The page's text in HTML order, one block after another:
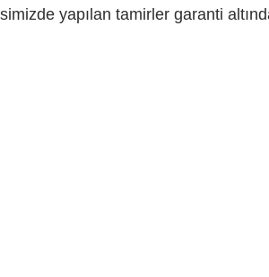
yapılan tamirler garanti